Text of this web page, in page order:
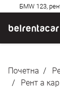
Цене
Почетна
Рент а